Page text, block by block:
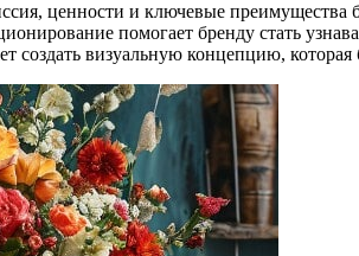
ценности и ключевые
помогает бренду стать
создать визуальную концепцию,